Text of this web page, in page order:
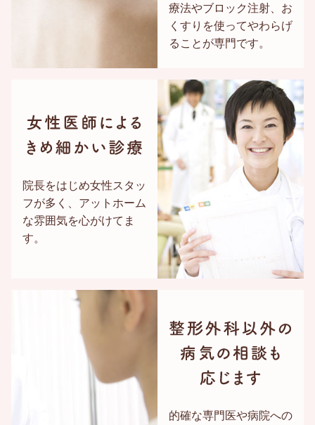
療法やブロック注射、お
くすりを使ってやわらげ
ることが専門です。
院長をはじめ女性スタッ
フが多く、アットホーム
な雰囲気を心がけてま
す。
的確な専門医や病院への